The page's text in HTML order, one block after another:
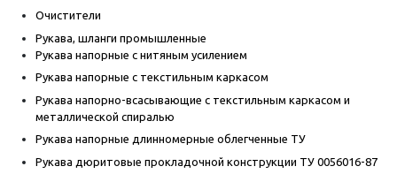
Очистители
Рукава, шланги промышленные
Рукава напорные с нитяным усилением
Рукава напорные с текстильным каркасом
Рукава напорно-всасывающие с текстильным каркасом и
металлической спиралью
Рукава напорные длинномерные облегченные ТУ
Рукава дюритовые прокладочной конструкции ТУ 0056016-87